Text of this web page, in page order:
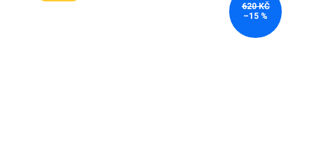
620 KČ
–15 %